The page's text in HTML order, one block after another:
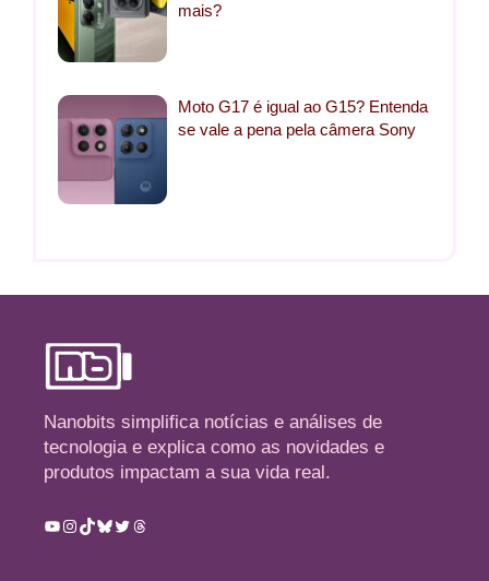
mais?
Moto G17 é igual ao G15? Entenda
se vale a pena pela câmera Sony
Nanobits simplifica notícias e análises de
tecnologia e explica como as novidades e
produtos impactam a sua vida real.
Youtube
Instagram
TikTok
Bluesky
TwitterThreads